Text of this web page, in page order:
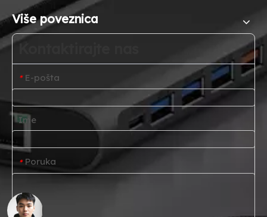
Više poveznica
* E-pošta
Ime
* Poruka